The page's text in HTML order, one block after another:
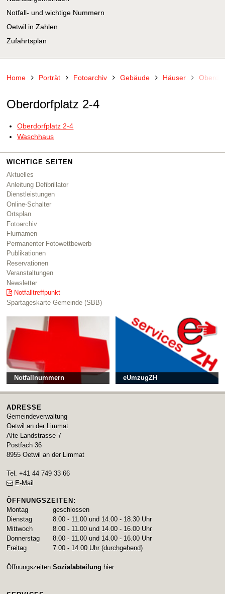
Notfall- und wichtige Nummern
Oetwil in Zahlen
Zufahrtsplan
Home Porträt Fotoarchiv Gebäude Häuser
Oberdorfplatz 2-4
Oberdorfplatz 2-4
Waschhaus
WICHTIGE SEITEN
Aktuelles
Anleitung Defibrillator
Dienstleistungen
Online-Schalter
Ortsplan
Fotoarchiv
Flurnamen
Permanenter Fotowettbewerb
Publikationen
Reservationen
Veranstaltungen
Newsletter
Notfalltreffpunkt
Spartageskarte Gemeinde (SBB)
Notfallnummern eUmzugZH
ADRESSE
Gemeindeverwaltung
Oetwil an der Limmat
Alte Landstrasse 7
Postfach 36
8955 Oetwil an der Limmat
Tel.+41 44 749 33 66
E-Mail
ÖFFNUNGSZEITEN:
Montag
geschlossen
Dienstag
8.00 - 11.00 und 14.00 - 18.30 Uhr
Mittwoch
8.00 - 11.00 und 14.00 - 16.00 Uhr
Donnerstag
8.00 - 11.00 und 14.00 - 16.00 Uhr
Freitag
7.00 - 14.00 Uhr (durchgehend)
ÖffnungszeitenSozialabteilung hier.